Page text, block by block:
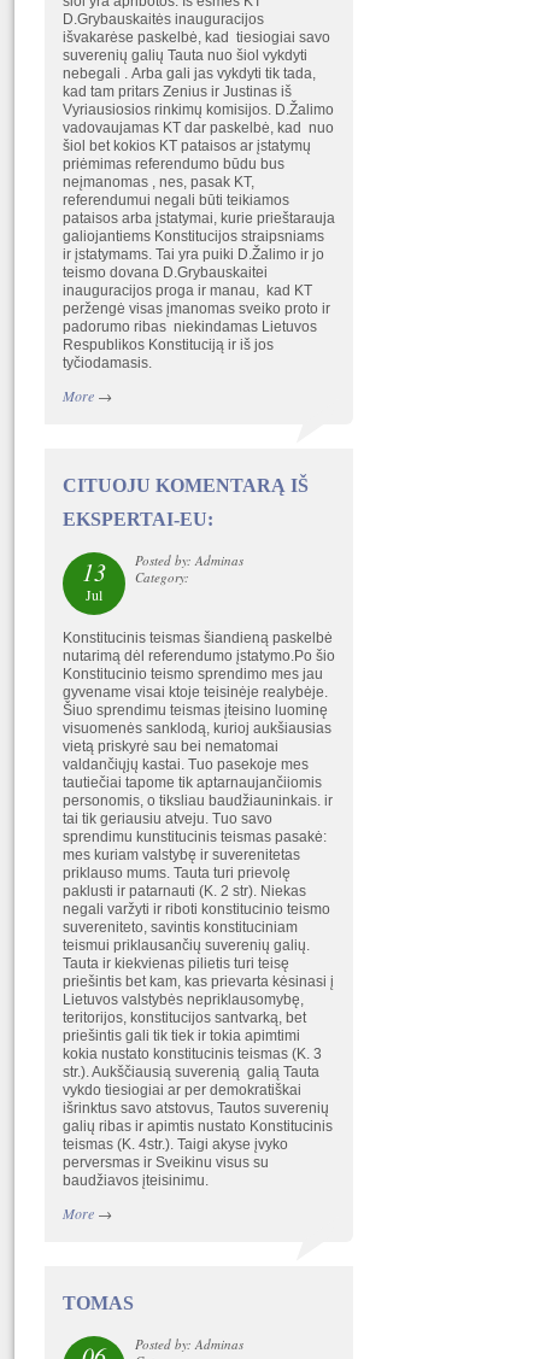
D.Grybauskaitės inauguracijos
išvakarėse paskelbė, kad tiesiogiai savo
suverenių galių Tauta nuo šiol vykdyti
nebegali . Arba gali jas vykdyti tik tada,
kad tam pritars Zenius ir Justinas iš
Vyriausiosios rinkimų komisijos. D.Žalimo
vadovaujamas KT dar paskelbė, kad nuo
šiol bet kokios KT pataisos ar įstatymų
priėmimas referendumo būdu bus
neįmanomas , nes, pasak KT,
referendumui negali būti teikiamos
pataisos arba įstatymai, kurie prieštarauja
galiojantiems Konstitucijos straipsniams
ir įstatymams. Tai yra puiki D.Žalimo ir jo
teismo dovana D.Grybauskaitei
inauguracijos proga ir manau, kad KT
peržengė visas įmanomas sveiko proto ir
padorumo ribas niekindamas Lietuvos
Respublikos Konstituciją ir iš jos
tyčiodamasis.
More→
CITUOJU KOMENTARĄ IŠ
EKSPERTAI-EU:
13
Jul
Posted by: Adminas
Category:
Konstitucinis teismas šiandieną paskelbė
nutarimą dėl referendumo įstatymo.Po šio
Konstitucinio teismo sprendimo mes jau
gyvename visai ktoje teisinėje realybėje.
Šiuo sprendimu teismas įteisino luominę
visuomenės sanklodą, kurioj aukšiausias
vietą priskyrė sau bei nematomai
valdančiųjų kastai. Tuo pasekoje mes
tautiečiai tapome tik aptarnaujančiiomis
personomis, o tiksliau baudžiauninkais. ir
tai tik geriausiu atveju. Tuo savo
sprendimu kunstitucinis teismas pasakė:
mes kuriam valstybę ir suverenitetas
priklauso mums. Tauta turi prievolę
paklusti ir patarnauti (K. 2 str). Niekas
negali varžyti ir riboti konstitucinio teismo
suvereniteto, savintis konstituciniam
teismui priklausančių suverenių galių.
Tauta ir kiekvienas pilietis turi teisę
priešintis bet kam, kas prievarta kėsinasi į
Lietuvos valstybės nepriklausomybę,
teritorijos, konstitucijos santvarką, bet
priešintis gali tik tiek ir tokia apimtimi
kokia nustato konstitucinis teismas (K. 3
str.). Aukščiausią suverenią galią Tauta
vykdo tiesiogiai ar per demokratiškai
išrinktus savo atstovus, Tautos suverenių
galių ribas ir apimtis nustato Konstitucinis
teismas (K. 4str.). Taigi akyse įvyko
perversmas ir Sveikinu visus su
baudžiavos įteisinimu.
More→
TOMAS
Posted by: Adminas